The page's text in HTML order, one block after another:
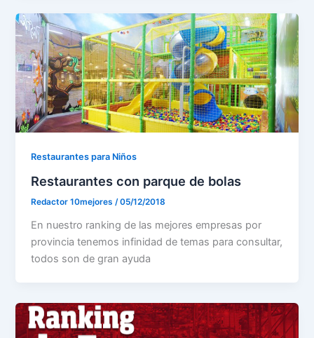
Restaurantes para Niños
Restaurantes con parque de bolas
Redactor 10mejores/05/12/2018
En nuestro ranking de las mejores empresas por
provincia tenemos infinidad de temas para consultar,
todos son de gran ayuda